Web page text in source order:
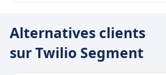
Alternatives clients
sur Twilio Segment